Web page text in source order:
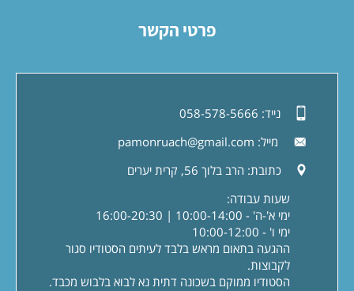
פרטי הקשר
נייד: 058-578-5666
מייל: pamonruach@gmail.com
כתובת: הרב בלוך 56, קרית יערים
שעות עבודה:
ימי א'-ה' - 10:00-14:00 | 16:00-20:30
ימי ו' - 10:00-12:00
ההגעה בתאום מראש בלבד לעיתים הסטודיו סגור
לקבוצות.
הסטודיו ממוקם בשכונה דתית נא לבוא בלבוש מכבד.